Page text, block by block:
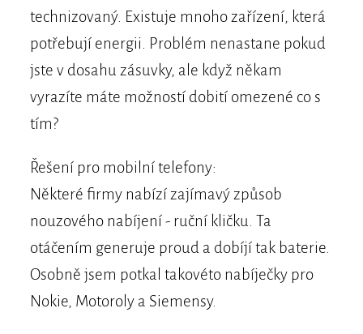
technizovaný. Existuje mnoho zařízení, která
potřebují energii. Problém nenastane pokud
jste v dosahu zásuvky, ale když někam
vyrazíte máte možností dobití omezené co s
tím?
Řešení pro mobilní telefony:
Některé firmy nabízí zajímavý způsob
nouzového nabíjení - ruční kličku. Ta
otáčením generuje proud a dobíjí tak baterie.
Osobně jsem potkal takovéto nabíječky pro
Nokie, Motoroly a Siemensy.